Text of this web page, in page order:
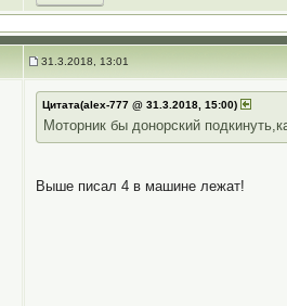
31.3.2018, 13:01
Цитата(alex-777 @ 31.3.2018, 15:00)
Моторник бы донорский
Выше писал 4 в машине лежат!